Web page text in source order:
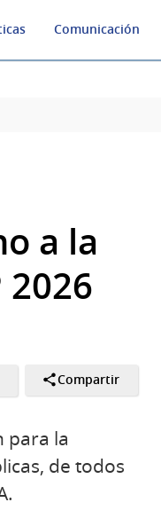
Comunicación
a la
2026
Compartir
para la
de todos